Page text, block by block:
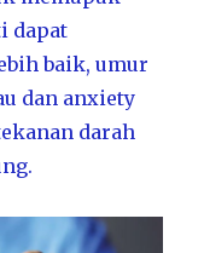
dapat
baik, umur
dan anxiety
darah